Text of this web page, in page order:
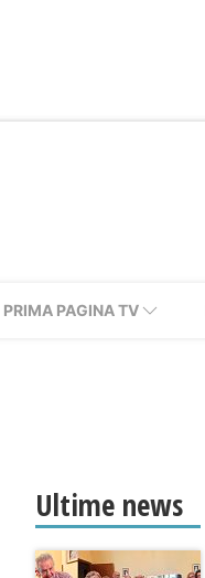
PRIMA PAGINA TV
Ultime news